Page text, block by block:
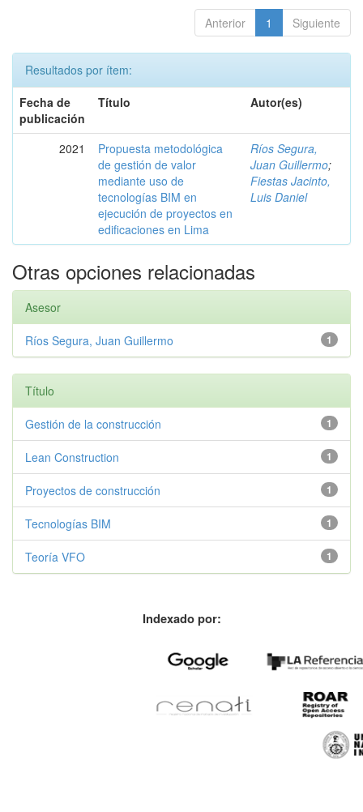
Anterior 1 Siguiente
Resultados por ítem:
Fecha de
publicación
Título Autor(es)
2021
Propuesta metodológica
de gestión de valor
mediante uso de
tecnologías BIM en
ejecución de proyectos en
edificaciones en Lima
Ríos Segura,
Juan Guillermo;
Fiestas Jacinto,
Luis Daniel
Otras opciones relacionadas
Asesor
1
Ríos Segura, Juan Guillermo
Título
1
Gestión de la construcción
1
Lean Construction
1
Proyectos de construcción
1
Tecnologías BIM
1
Teoría VFO
Indexado por: